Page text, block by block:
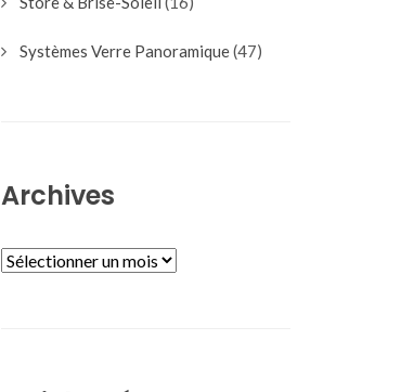
Systèmes Verre Panoramique(47)
Archives
ARCHIVES